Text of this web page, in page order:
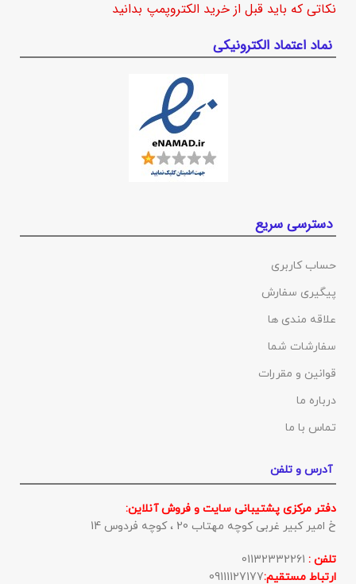
نکاتی که باید قبل از خرید الکتروپمپ بدانید
نماد اعتماد الکترونیکی
دسترسی سریع
حساب کاربری
پیگیری سفارش
علاقه مندی ها
سفارشات شما
قوانین و مقررات
درباره ما
تماس با ما
آدرس و تلفن
دفتر مرکزی پشتیبانی سایت و فروش آنلاین:
خ امیر کبیر غربی کوچه مهتاب 20 ، کوچه فردوس 14
تلفن :
ارتباط مستقیم:09111127177